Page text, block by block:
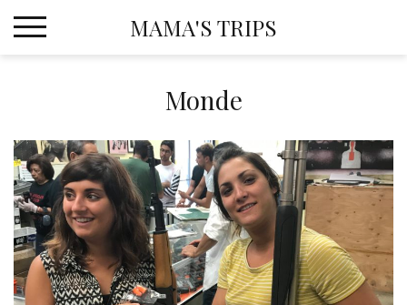
MAMA'S TRIPS
Monde